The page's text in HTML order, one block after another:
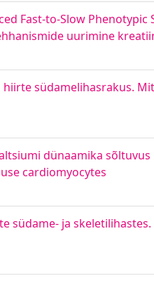
Fast-to-Slow
uurimine
südamelihasrakus.
dünaamika sõltuvus
cardiomyocytes
ja